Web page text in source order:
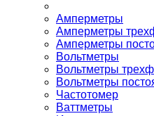
Амперметры
Амперметры
Амперметры
Вольтметры
Вольтметры
Вольтметры
Частотомер
Ваттметры